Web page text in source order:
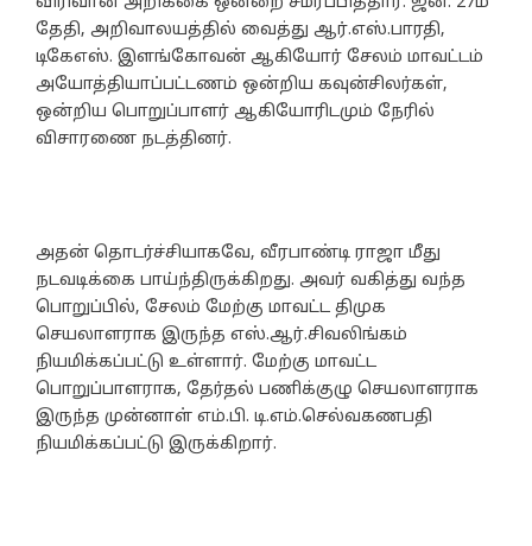
தேதி, அறிவாலயத்தில் வைத்து ஆர்.எஸ்.பாரதி,
டிகேஎஸ். இளங்கோவன் ஆகியோர் சேலம் மாவட்டம்
அயோத்தியாப்பட்டணம் ஒன்றிய கவுன்சிலர்கள்,
ஒன்றிய பொறுப்பாளர் ஆகியோரிடமும் நேரில்
விசாரணை நடத்தினர்.
அதன் தொடர்ச்சியாகவே, வீரபாண்டி ராஜா மீது
நடவடிக்கை பாய்ந்திருக்கிறது. அவர் வகித்து வந்த
பொறுப்பில், சேலம் மேற்கு மாவட்ட திமுக
செயலாளராக இருந்த எஸ்.ஆர்.சிவலிங்கம்
நியமிக்கப்பட்டு உள்ளார். மேற்கு மாவட்ட
பொறுப்பாளராக, தேர்தல் பணிக்குழு செயலாளராக
இருந்த முன்னாள் எம்.பி. டி.எம்.செல்வகணபதி
நியமிக்கப்பட்டு இருக்கிறார்.